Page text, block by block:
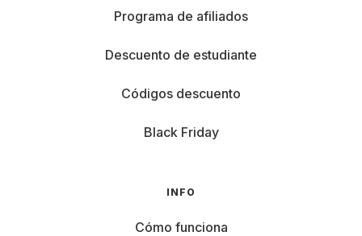
Programa de afiliados
Descuento de estudiante
Códigos descuento
Black Friday
INFO
Cómo funciona